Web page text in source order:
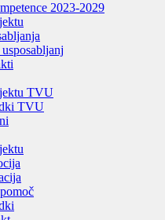
2023-2029
TVU
TVU